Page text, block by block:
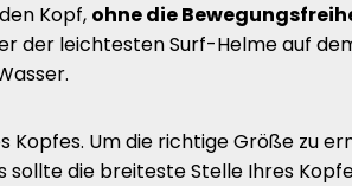
Kopf, ohne die
der leichtesten Surf-Helme auf
Kopfes. Um die richtige Größe zu
die breiteste Stelle Ihres